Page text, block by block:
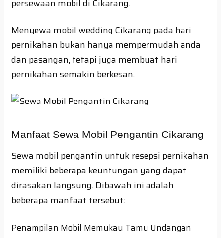
persewaan mobil di Cikarang.
Menyewa mobil wedding Cikarang pada hari
pernikahan bukan hanya mempermudah anda
dan pasangan, tetapi juga membuat hari
pernikahan semakin berkesan.
Manfaat Sewa Mobil Pengantin Cikarang
Sewa mobil pengantin untuk resepsi pernikahan
memiliki beberapa keuntungan yang dapat
dirasakan langsung. Dibawah ini adalah
beberapa manfaat tersebut:
Penampilan Mobil Memukau Tamu Undangan